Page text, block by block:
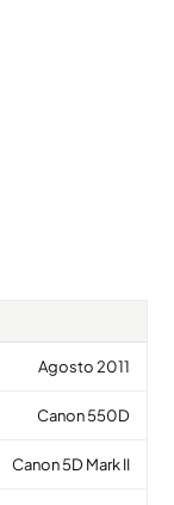
Agosto 2011
Canon 550D
Canon 5D Mark II